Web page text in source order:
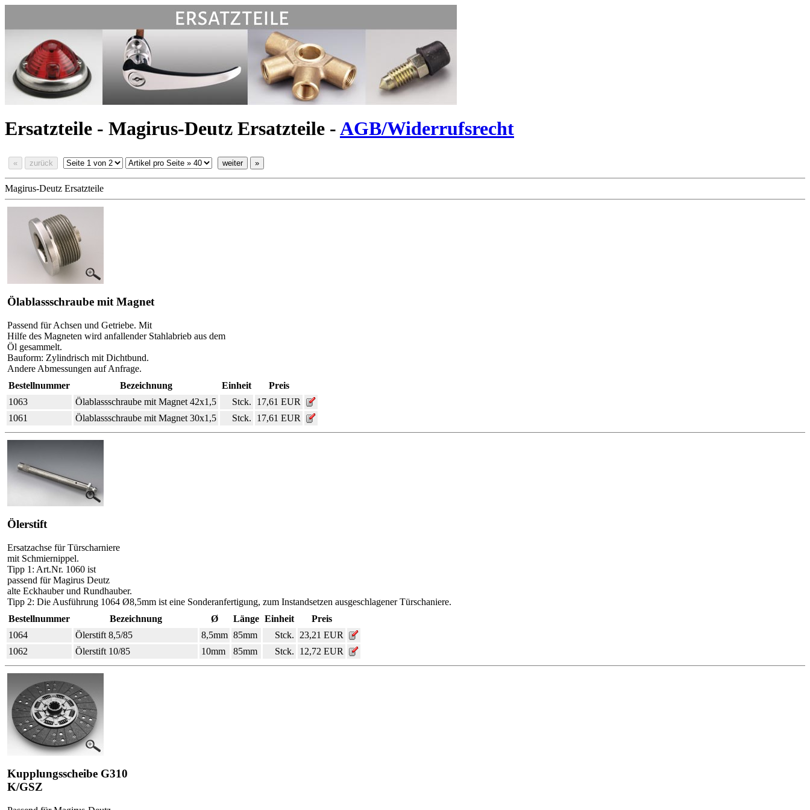
Ersatzteile - Magirus-Deutz Ersatzteile -AGB/Widerrufsrecht
« zurück weiter »
Magirus-Deutz Ersatzteile
Ölablassschraube mit Magnet
Passend für Achsen und Getriebe. Mit
Hilfe des Magneten wird anfallender Stahlabrieb aus dem
Öl gesammelt.
Bauform: Zylindrisch mit Dichtbund.
Andere Abmessungen auf Anfrage.
Bestellnummer
Bezeichnung Einheit
Preis
1063
Ölablassschraube mit Magnet 42x1,5 Stck.
17,61 EUR
1061
Ölablassschraube mit Magnet 30x1,5 Stck. 17,61 EUR
Ölerstift
Ersatzachse für Türscharniere
mit Schmiernippel.
Tipp 1: Art.Nr. 1060 ist
passend für Magirus Deutz
alte Eckhauber und Rundhauber.
Tipp 2: Die Ausführung 1064 Ø8,5mm ist eine Sonderanfertigung, zum Instandsetzen ausgeschlagener Türschaniere.
Bestellnummer
Bezeichnung Ø Länge Einheit
Preis
1064
Ölerstift 8,5/85 8,5mm 85mm Stck.
23,21 EUR
1062
Ölerstift 10/85 10mm 85mm Stck. 12,72 EUR
Kupplungsscheibe G310
K/GSZ